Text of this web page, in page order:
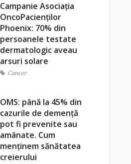
Campanie Asociația
OncoPacienților
Phoenix: 70% din
persoanele testate
dermatologic aveau
arsuri solare
Cancer
OMS: până la 45% din
cazurile de demență
pot fi prevenite sau
amânate. Cum
menținem sănătatea
creierului